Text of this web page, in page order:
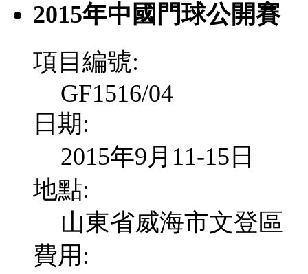
2015年中國門球公開賽
項目編號:
GF1516/04
日期:
2015年9月11-15日
地點:
山東省威海市文登區
費用: